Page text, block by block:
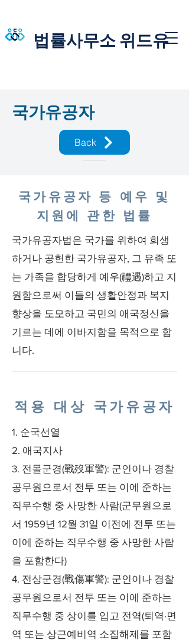
법률사무소 위드유
국가유공자
Back
국가유공자 등 예우 및
지원에 관한 법률
국가유공자법은 국가를 위하여 희생
하거나 공헌한 국가유공자, 그 유족 또
는 가족을 합당하게 예우(禮遇)하고 지
원함으로써 이들의 생활안정과 복지
향상을 도모하고 국민의 애국정신을
기르는 데에 이바지함을 목적으로 합
니다.
적용 대상 국가유공자
1. 순국선열
2. 애국지사
3. 전몰군경(戰歿軍警): 군인이나 경찰
공무원으로서 전투 또는 이에 준하는
직무수행 중 사망한 사람(군무원으로
서 1959년 12월 31일 이전에 전투 또는
이에 준하는 직무수행 중 사망한 사람
을 포함한다)
4. 전상군경(戰傷軍警): 군인이나 경찰
공무원으로서 전투 또는 이에 준하는
직무수행 중 상이를 입고 전역(퇴역·면
역 또는 상근예비역 소집해제를 포함